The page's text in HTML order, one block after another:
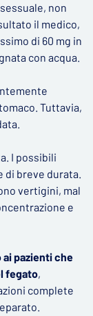
non
il medico,
di 60 mg in
con acqua.
Tuttavia,
I possibili
di breve durata.
vertigini, mal
e
ai pazienti che
fegato,
complete